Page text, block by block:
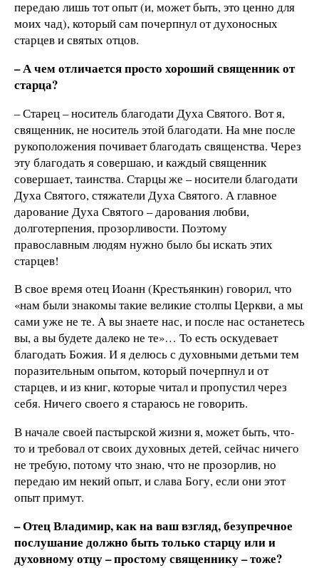
передаю лишь тот опыт (и, может быть, это ценно для
моих чад), который сам почерпнул от духоносных
старцев и святых отцов.
– А чем отличается просто хороший священник от
старца?
– Старец – носитель благодати Духа Святого. Вот я,
священник, не носитель этой благодати. На мне после
рукоположения почивает благодать священства. Через
эту благодать я совершаю, и каждый священник
совершает, таинства. Старцы же – носители благодати
Духа Святого, стяжатели Духа Святого. А главное
дарование Духа Святого – дарования любви,
долготерпения, прозорливости. Поэтому
православным людям нужно было бы искать этих
старцев!
В свое время отец Иоанн (Крестьянкин) говорил, что
«нам были знакомы такие великие столпы Церкви, а мы
сами уже не те. А вы знаете нас, и после нас останетесь
вы, а вы будете далеко не те»… То есть оскудевает
благодать Божия. И я делюсь с духовными детьми тем
поразительным опытом, который почерпнул и от
старцев, и из книг, которые читал и пропустил через
себя. Ничего своего я стараюсь не говорить.
В начале своей пастырской жизни я, может быть, что-
то и требовал от своих духовных детей, сейчас ничего
не требую, потому что знаю, что не прозорлив, но
передаю им некий опыт, и слава Богу, если они этот
опыт примут.
– Отец Владимир, как на ваш взгляд, безупречное
послушание должно быть только старцу или и
духовному отцу – простому священнику – тоже?